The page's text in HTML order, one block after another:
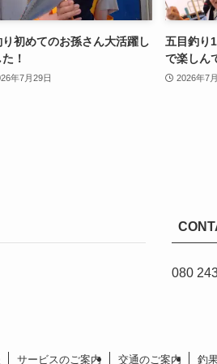
初めてのお孫さん大活躍し
！
年7月29日
五目釣り
で楽しん
2026年7
080
サービスのご案内 交通のご案内 釣